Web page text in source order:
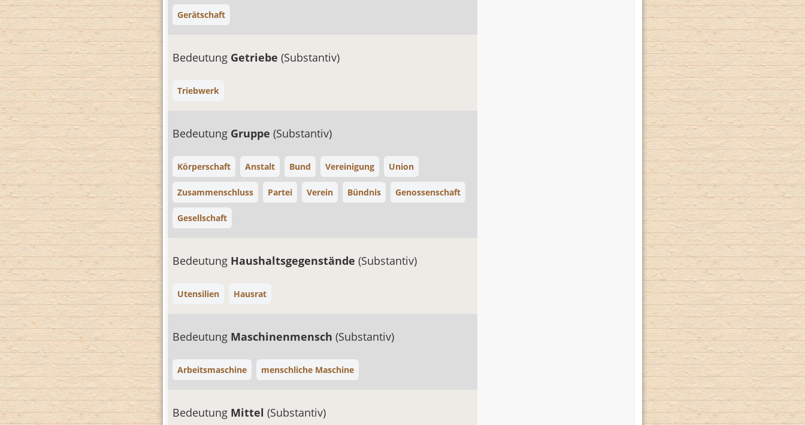
Gerätschaft
Bedeutung Getriebe (Substantiv)
Triebwerk
Bedeutung Gruppe (Substantiv)
Körperschaft Anstalt Bund Vereinigung Union
Zusammenschluss Partei Verein Bündnis Genossenschaft
Gesellschaft
Bedeutung Haushaltsgegenstände (Substantiv)
Utensilien Hausrat
Bedeutung Maschinenmensch (Substantiv)
Arbeitsmaschine menschliche Maschine
Bedeutung Mittel (Substantiv)